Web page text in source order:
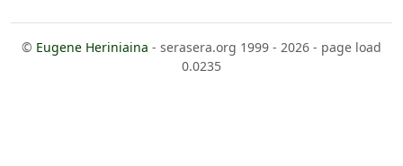
© Eugene Heriniaina - serasera.org 1999 - 2026 - page load
0.0235